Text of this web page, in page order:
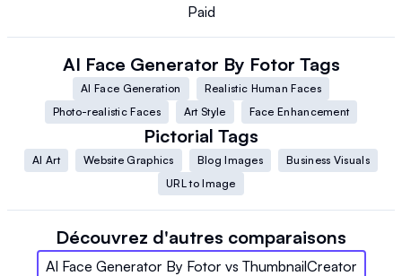
Paid
AI Face Generator By Fotor Tags
AI Face Generation
Realistic Human Faces
Photo-realistic Faces
Art Style Face Enhancement
Pictorial Tags
AI Art Website Graphics Blog Images
Business Visuals
URL to Image
Découvrez d'autres comparaisons
AI Face Generator By Fotor vs ThumbnailCreator